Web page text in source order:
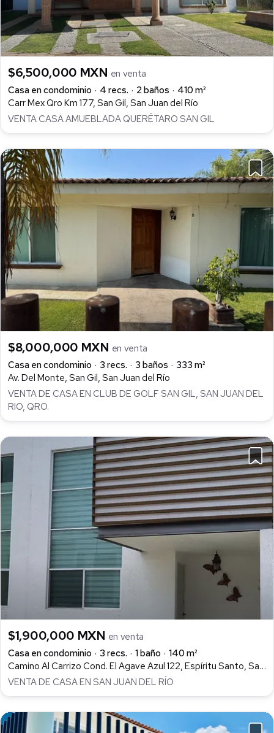
$6,500,000 MXN en venta
Casa en condominio
4 recs. 2 baños
410 m²
Carr Mex Qro Km 177, San Gil, San Juan del Río
VENTA CASA AMUEBLADA QUERÉTARO SAN GIL
$8,000,000 MXN en venta
Casa en condominio
3 recs. 3 baños
333 m²
Av. Del Monte, San Gil, San Juan del Río
VENTA DE CASA EN CLUB DE GOLF SAN GIL, SAN JUAN DEL
RIO, QRO.
$1,900,000 MXN en venta
Casa en condominio
3 recs. 1 baño
140 m²
Camino Al Carrizo Cond. El Agave Azul 122, Espíritu Santo, San Juan del Río
VENTA DE CASA EN SAN JUAN DEL RÍO